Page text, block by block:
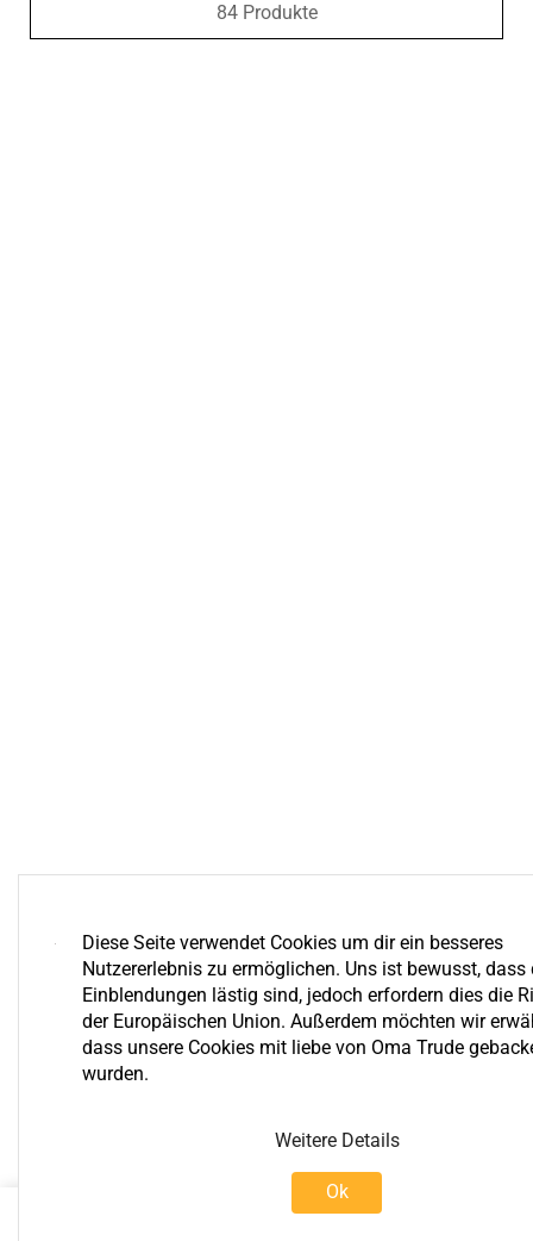
84 Produkte
0
Diese Seite verwendet Cookies um dir ein besseres
Nutzererlebnis zu ermöglichen. Uns ist bewusst, dass
Einblendungen lästig sind, jedoch erfordern dies die
der Europäischen Union. Außerdem möchten wir
dass unsere Cookies mit liebe von Oma Trude
wurden.
Weitere Details
Ok